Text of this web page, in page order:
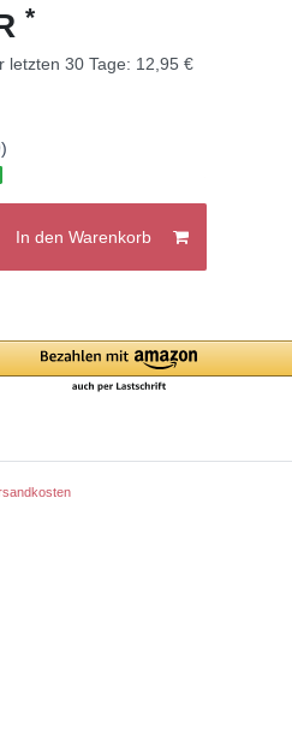
*
letzten 30 Tage: 12,95 €
In den Warenkorb